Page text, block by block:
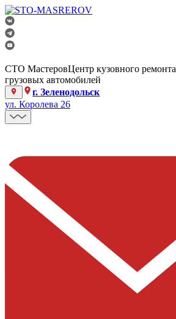
СТО МастеровЦентр кузовного ремонта
грузовых автомобилей
г. Зеленодольск
ул. Королева 26